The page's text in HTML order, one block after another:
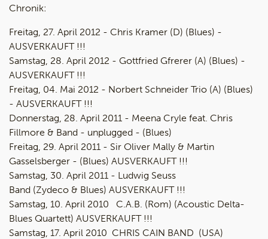
Chronik:
Freitag, 27. April 2012 - Chris Kramer (D) (Blues) -
AUSVERKAUFT !!!
Samstag, 28. April 2012 - Gottfried Gfrerer (A) (Blues) -
AUSVERKAUFT !!!
Freitag, 04. Mai 2012 - Norbert Schneider Trio (A) (Blues)
- AUSVERKAUFT !!!
Donnerstag, 28. April 2011 - Meena Cryle feat. Chris
Fillmore & Band - unplugged - (Blues)
Freitag, 29. April 2011 - Sir Oliver Mally & Martin
Gasselsberger - (Blues) AUSVERKAUFT !!!
Samstag, 30. April 2011 - Ludwig Seuss
Band (Zydeco & Blues) AUSVERKAUFT !!!
Samstag, 10. April 2010 C.A.B. (Rom) (Acoustic Delta-
Blues Quartett) AUSVERKAUFT !!!
Samstag, 17. April 2010 CHRIS CAIN BAND (USA)